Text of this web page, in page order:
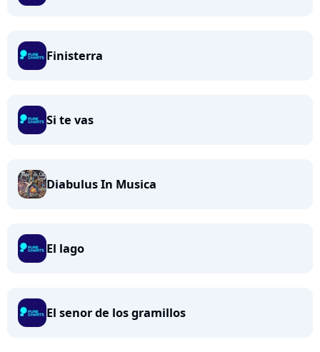
Finisterra
Si te vas
Diabulus In Musica
El lago
El senor de los gramillos